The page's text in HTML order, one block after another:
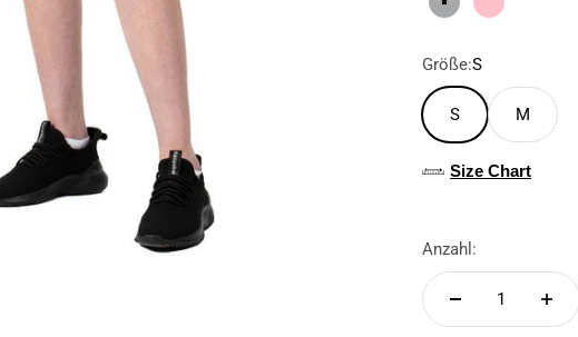
Grau Rosa
Größe:S
S M
Size Chart
Anzahl: